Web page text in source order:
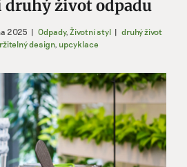
život odpadu
2025 | Odpady, Životní styl | druhý život
design, upcyklace